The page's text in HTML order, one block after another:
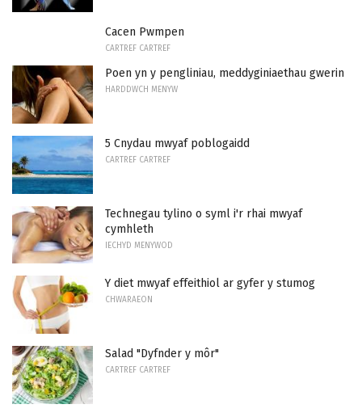
Cacen Pwmpen
CARTREF CARTREF
Poen yn y pengliniau, meddyginiaethau gwerin
HARDDWCH MENYW
5 Cnydau mwyaf poblogaidd
CARTREF CARTREF
Technegau tylino o syml i'r rhai mwyaf
cymhleth
IECHYD MENYWOD
Y diet mwyaf effeithiol ar gyfer y stumog
CHWARAEON
Salad "Dyfnder y môr"
CARTREF CARTREF